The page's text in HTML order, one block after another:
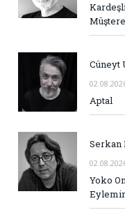
Cüneyt
Aptal
Serkan
Yoko